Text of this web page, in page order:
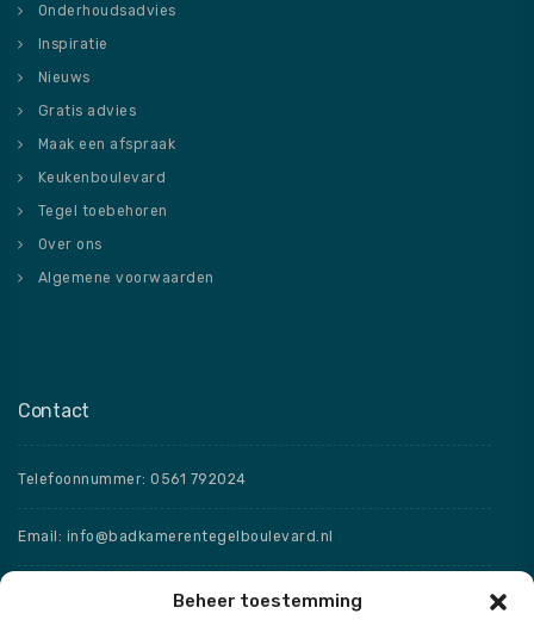
Beheer toestemming
Onderhoudsadvies
Inspiratie
Nieuws
Gratis advies
Maak een afspraak
Keukenboulevard
Tegel toebehoren
Over ons
Algemene voorwaarden
Contact
Telefoonnummer: 0561 792024
Email: info@badkamerentegelboulevard.nl
Adres: Frisaxstraat 5, 8471 ZW Wolvega